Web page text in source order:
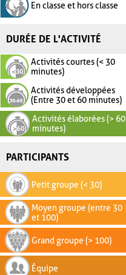
En classe et hors classe
DURÉE DE L'ACTIVITÉ
Activités courtes (< 30
minutes)
Activités développées
(Entre 30 et 60 minutes)
Activités élaborées (> 60
minutes)
PARTICIPANTS
Petit groupe (< 30)
Moyen groupe (entre 30
et 100)
Grand groupe (> 100)
Équipe